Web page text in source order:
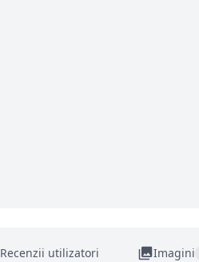
Recenzii utilizatori Imagini